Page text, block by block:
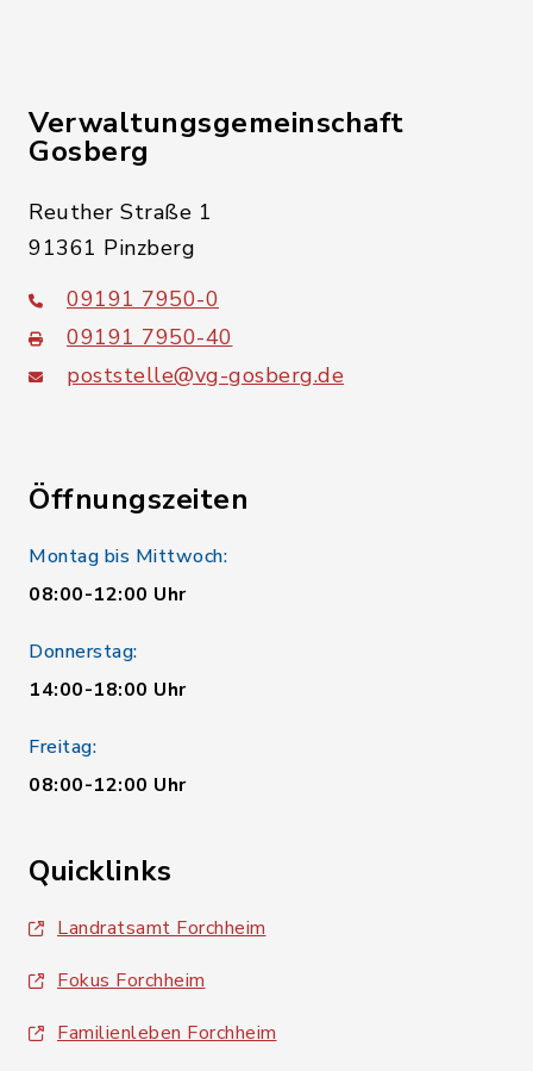
Verwaltungsgemeinschaft
Gosberg
Reuther Straße 1
91361 Pinzberg
09191 7950-0
09191 7950-40
poststelle@vg-gosberg.de
Öffnungszeiten
Montag bis Mittwoch:
08:00-12:00 Uhr
Donnerstag:
14:00-18:00 Uhr
Freitag:
08:00-12:00 Uhr
Quicklinks
Landratsamt Forchheim
Fokus Forchheim
Familienleben Forchheim